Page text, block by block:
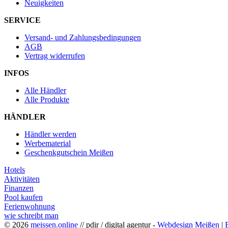
Neuigkeiten
SERVICE
Versand- und Zahlungsbedingungen
AGB
Vertrag widerrufen
INFOS
Alle Händler
Alle Produkte
HÄNDLER
Händler werden
Werbematerial
Geschenkgutschein Meißen
Hotels
Aktivitäten
Finanzen
Pool kaufen
Ferienwohnung
wie schreibt man
© 2026 meissen.online // pdir / digital agentur - Webdesign Meißen |